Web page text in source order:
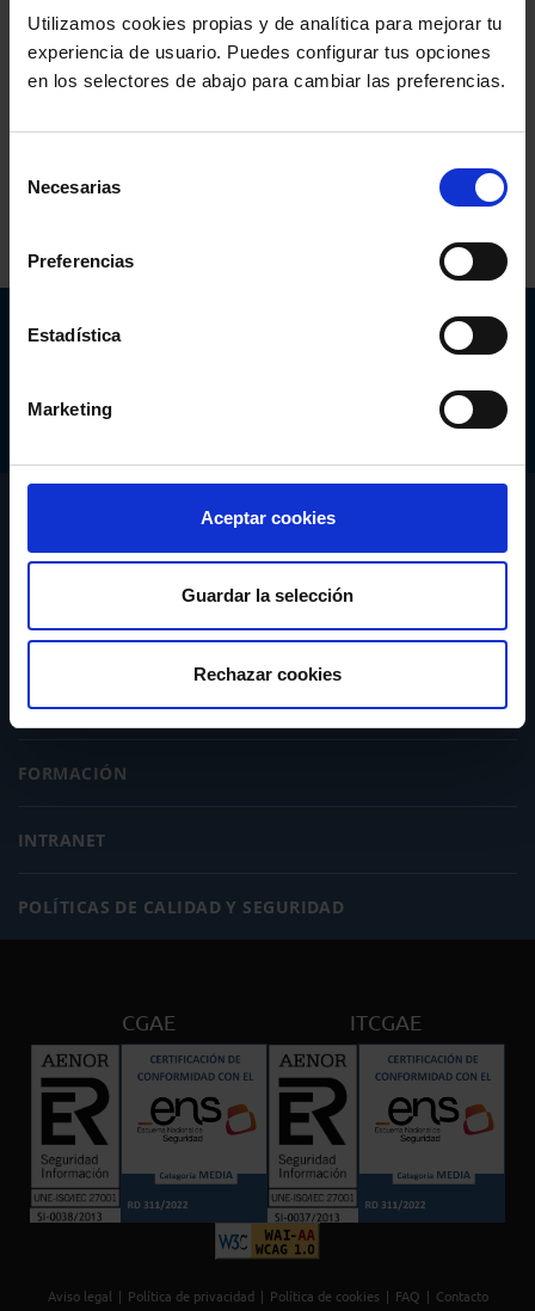
Utilizamos cookies propias y de analítica para mejorar tu
experiencia de usuario. Puedes configurar tus opciones
en los selectores de abajo para cambiar las preferencias.
Necesarias
Preferencias
Estadística
Marketing
Aceptar cookies
Guardar la selección
Rechazar cookies
SERVICIOS
ACTUALIDAD
PUBLICACIONES
FORMACIÓN
INTRANET
POLÍTICAS DE CALIDAD Y SEGURIDAD
CGAE ITCGAE
Aviso legal Política de privacidad Política de cookies FAQ Contacto